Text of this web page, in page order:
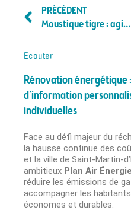
PRÉCÉDENT
Moustique tigre : agissons dès maintenant pour un été plus tranquille !
Ecouter
Rénovation énergétique
d’information
individuelles
Face au défi majeur du
la hausse continue des
et la ville de Saint-Martin-
ambitieux Plan Air
réduire les émissions de
accompagner les
économes et durables.